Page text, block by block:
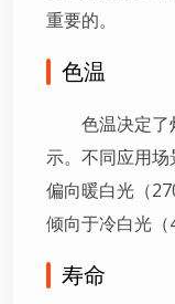
重要的。
色温
色温决定了
示。不同应用
偏向暖白光（
倾向于冷白光（
寿命